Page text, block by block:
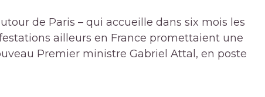
de Paris – qui accueille dans six mois les
ailleurs en France promettaient une
Premier ministre Gabriel Attal, en poste